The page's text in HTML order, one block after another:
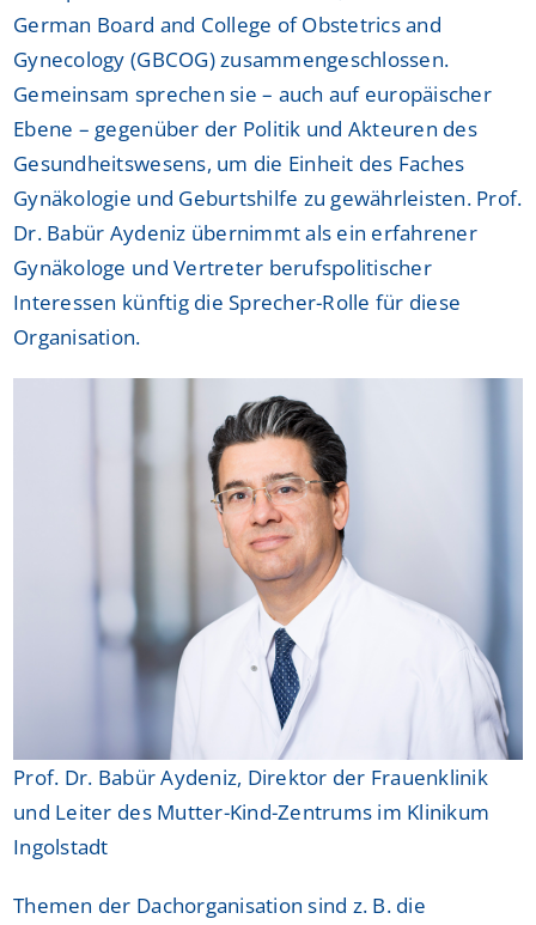
German Board and College of Obstetrics and
Gynecology (GBCOG) zusammengeschlossen.
Gemeinsam sprechen sie – auch auf europäischer
Ebene – gegenüber der Politik und Akteuren des
Gesundheitswesens, um die Einheit des Faches
Gynäkologie und Geburtshilfe zu gewährleisten. Prof.
Dr. Babür Aydeniz übernimmt als ein erfahrener
Gynäkologe und Vertreter berufspolitischer
Interessen künftig die Sprecher-Rolle für diese
Organisation.
Prof. Dr. Babür Aydeniz, Direktor der Frauenklinik
und Leiter des Mutter-Kind-Zentrums im Klinikum
Ingolstadt
Themen der Dachorganisation sind z. B. die